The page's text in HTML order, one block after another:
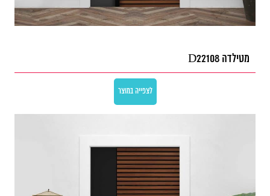
מטילדה D22108
לצפייה במוצר